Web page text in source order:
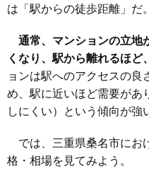
は「駅からの徒歩距離」だ。
通常、マンションの立地
くなり、駅から離れるほど
ョンは駅へのアクセスの良
め、駅に近いほど需要があ
しにくい）という傾向が強
では、三重県桑名市にお
格・相場を見てみよう。